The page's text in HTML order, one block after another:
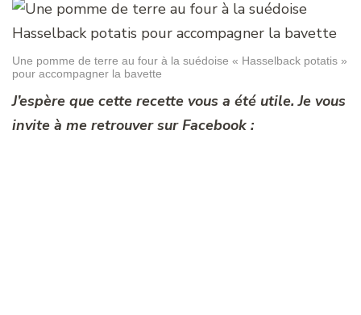
Une pomme de terre au four à la suédoise « Hasselback potatis »
pour accompagner la bavette
J’espère que cette recette vous a été utile. Je vous
invite à me retrouver sur Facebook :